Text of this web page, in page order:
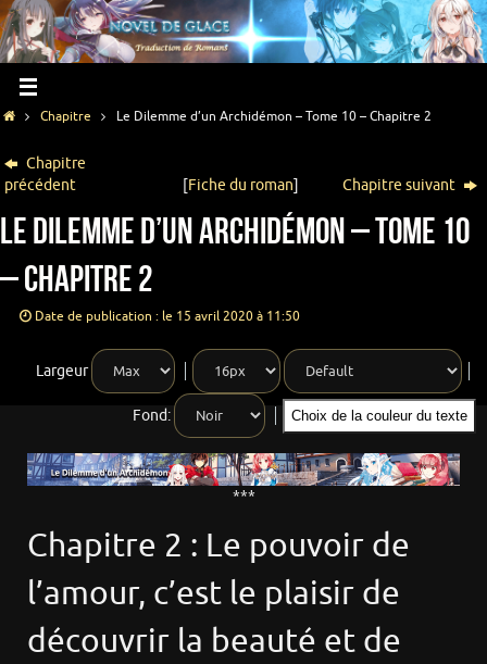
Chapitre Le Dilemme d’un Archidémon – Tome 10 – Chapitre 2
Chapitre
précédent
[Fiche du roman] Chapitre suivant
Le Dilemme d’un Archidémon – Tome 10
– Chapitre 2
Date de publication : le 15 avril 2020 à 11:50
Largeur
Fond: Choix de la couleur du texte
***
Chapitre 2 : Le pouvoir de
l’amour, c’est le plaisir de
découvrir la beauté et de